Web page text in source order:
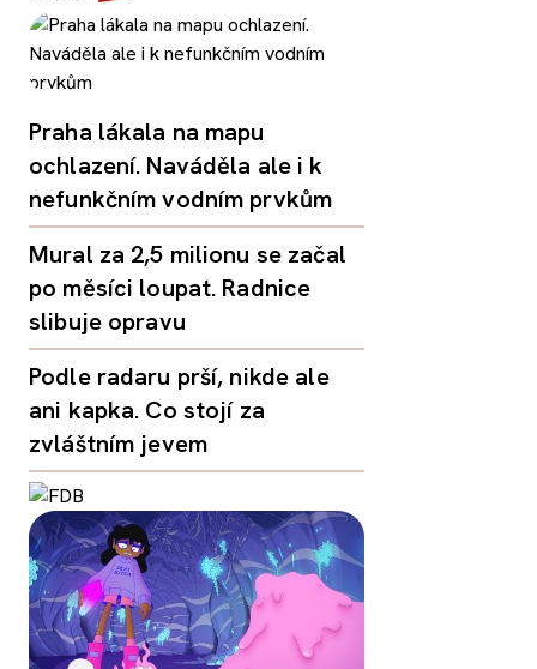
Praha lákala na mapu
ochlazení. Naváděla ale i k
nefunkčním vodním prvkům
Mural za 2,5 milionu se začal
po měsíci loupat. Radnice
slibuje opravu
Podle radaru prší, nikde ale
ani kapka. Co stojí za
zvláštním jevem